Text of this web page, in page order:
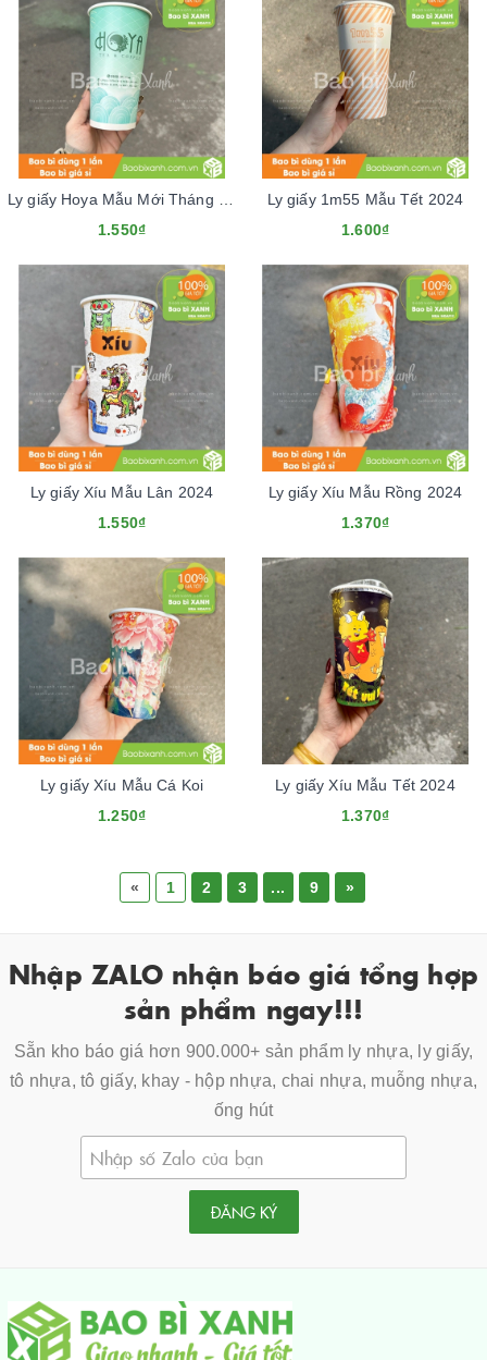
1.550₫
Ly giấy 1m55 Mẫu Tết 2024
1.600₫
Ly giấy Xíu Mẫu Lân 2024
1.550₫
Ly giấy Xíu Mẫu Rồng 2024
1.370₫
Ly giấy Xíu Mẫu Cá Koi
1.250₫
Ly giấy Xíu Mẫu Tết 2024
1.370₫
« 1 2 3 ... 9 »
Nhập ZALO nhận báo giá tổng hợp
sản phẩm ngay!!!
Sẵn kho báo giá hơn 900.000+ sản phẩm ly nhựa, ly giấy,
tô nhựa, tô giấy, khay - hộp nhựa, chai nhựa, muỗng nhựa,
ống hút
ĐĂNG KÝ